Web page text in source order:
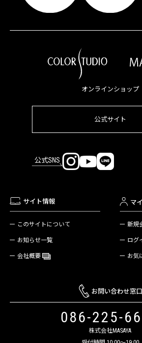
オンラインショップ
公式サイト
公式SNS
サイト情報
このサイトについて
お知らせ一覧
会社概要
マ
新規
ログ
お気
お問い合わせ窓口
086-225-
株式会社MASAYA